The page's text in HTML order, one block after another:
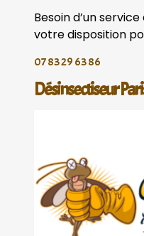
Besoin d’un
votre disposition
07 83 29 63 86
Désinsectiseur